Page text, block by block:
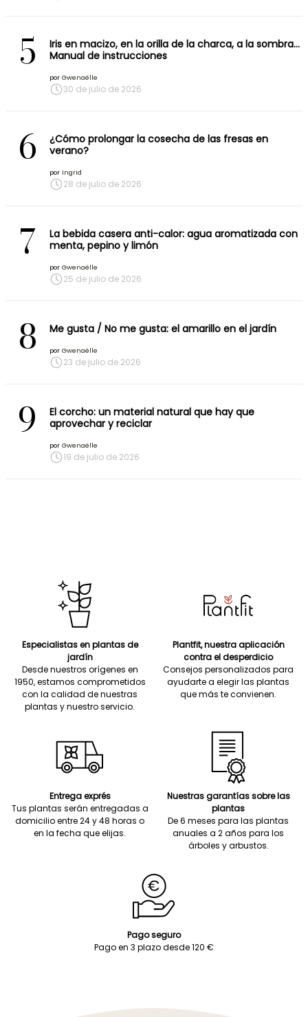
5
Iris en macizo, en la orilla de la charca, a la sombra…
Manual de instrucciones
por Gwenaëlle
30 de julio de 2026
6
¿Cómo prolongar la cosecha de las fresas en
verano?
por Ingrid
28 de julio de 2026
7
La bebida casera anti-calor: agua aromatizada con
menta, pepino y limón
por Gwenaëlle
25 de julio de 2026
8 Me gusta / No me gusta: el amarillo en el jardín
por Gwenaëlle
23 de julio de 2026
9
El corcho: un material natural que hay que
aprovechar y reciclar
por Gwenaëlle
19 de julio de 2026
Especialistas en plantas de
jardín
Desde nuestros orígenes en
1950, estamos comprometidos
con la calidad de nuestras
plantas y nuestro servicio.
Plantfit, nuestra aplicación
contra el desperdicio
Consejos personalizados para
ayudarte a elegir las plantas
que más te convienen.
Entrega exprés
Tus plantas serán entregadas a
domicilio entre 24 y 48 horas o
en la fecha que elijas.
Nuestras garantías sobre las
plantas
De 6 meses para las plantas
anuales a 2 años para los
árboles y arbustos.
Pago seguro
Pago en 3 plazo desde 120 €